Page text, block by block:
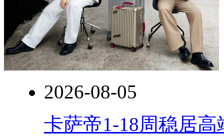
2026-08-05
卡萨帝1-18周稳居